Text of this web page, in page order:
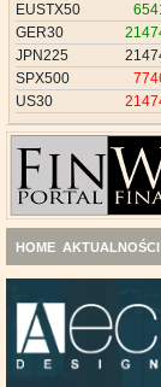
EUSTX50
GER30
JPN225
SPX500
US30
HOME AKTUALNOŚCI